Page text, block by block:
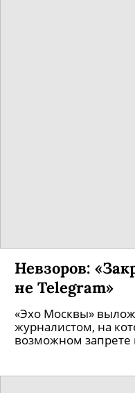
Невзоров:
не Telegram»
«Эхо Москвы»
журналистом, на
возможном запрете